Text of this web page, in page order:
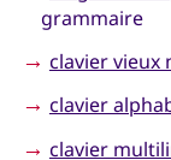
grammaire
→ clavier vieux
→ clavier
→ clavier